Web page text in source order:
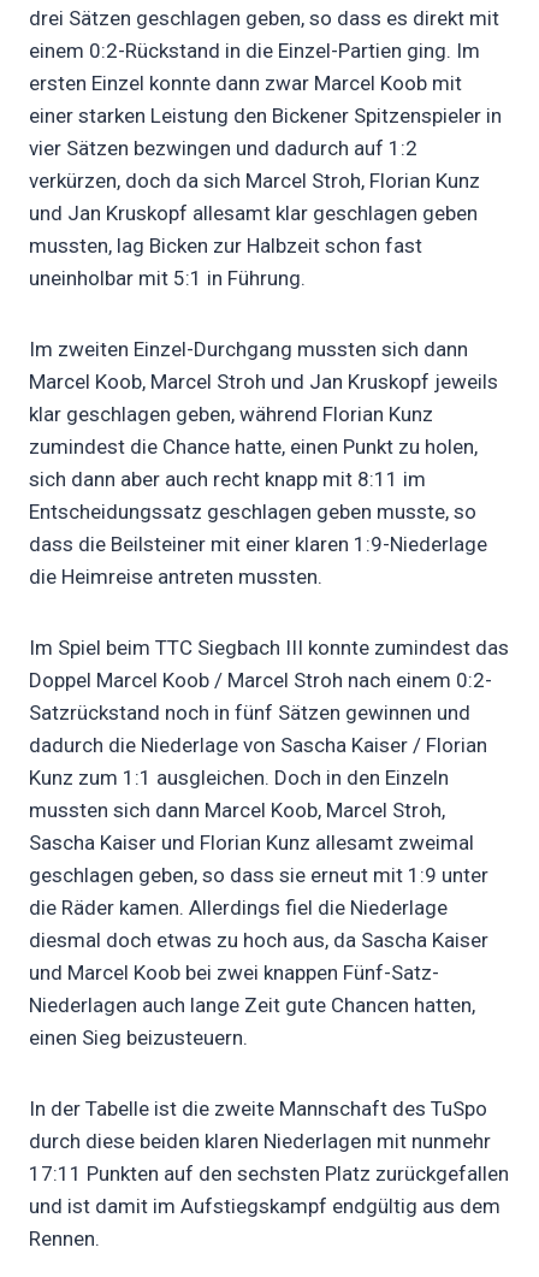
drei Sätzen geschlagen geben, so dass es direkt mit
einem 0:2-Rückstand in die Einzel-Partien ging. Im
ersten Einzel konnte dann zwar Marcel Koob mit
einer starken Leistung den Bickener Spitzenspieler in
vier Sätzen bezwingen und dadurch auf 1:2
verkürzen, doch da sich Marcel Stroh, Florian Kunz
und Jan Kruskopf allesamt klar geschlagen geben
mussten, lag Bicken zur Halbzeit schon fast
uneinholbar mit 5:1 in Führung.
Im zweiten Einzel-Durchgang mussten sich dann
Marcel Koob, Marcel Stroh und Jan Kruskopf jeweils
klar geschlagen geben, während Florian Kunz
zumindest die Chance hatte, einen Punkt zu holen,
sich dann aber auch recht knapp mit 8:11 im
Entscheidungssatz geschlagen geben musste, so
dass die Beilsteiner mit einer klaren 1:9-Niederlage
die Heimreise antreten mussten.
Im Spiel beim TTC Siegbach III konnte zumindest das
Doppel Marcel Koob / Marcel Stroh nach einem 0:2-
Satzrückstand noch in fünf Sätzen gewinnen und
dadurch die Niederlage von Sascha Kaiser / Florian
Kunz zum 1:1 ausgleichen. Doch in den Einzeln
mussten sich dann Marcel Koob, Marcel Stroh,
Sascha Kaiser und Florian Kunz allesamt zweimal
geschlagen geben, so dass sie erneut mit 1:9 unter
die Räder kamen. Allerdings fiel die Niederlage
diesmal doch etwas zu hoch aus, da Sascha Kaiser
und Marcel Koob bei zwei knappen Fünf-Satz-
Niederlagen auch lange Zeit gute Chancen hatten,
einen Sieg beizusteuern.
In der Tabelle ist die zweite Mannschaft des TuSpo
durch diese beiden klaren Niederlagen mit nunmehr
17:11 Punkten auf den sechsten Platz zurückgefallen
und ist damit im Aufstiegskampf endgültig aus dem
Rennen.